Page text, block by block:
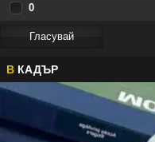
0
В КАДЪР